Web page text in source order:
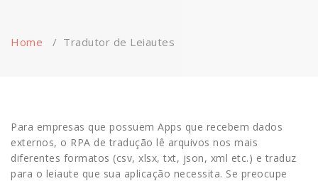
Home / Tradutor de Leiautes
Para empresas que possuem Apps que recebem dados
externos, o RPA de tradução lê arquivos nos mais
diferentes formatos (csv, xlsx, txt, json, xml etc.) e traduz
para o leiaute que sua aplicação necessita. Se preocupe